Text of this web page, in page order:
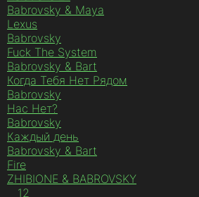
Babrovsky & Maya
Lexus
Babrovsky
Fuck The System
Babrovsky & Bart
Когда Тебя Нет Рядом
Babrovsky
Нас Нет?
Babrovsky
Каждый день
Babrovsky & Bart
Fire
ZHIBIONE & BABROVSKY
12